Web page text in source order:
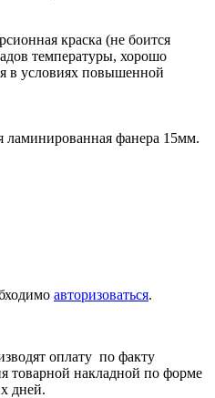
краска (не боится
температуры, хорошо
в условиях повышенной
ламинированная фанера 15мм.
авторизоваться.
оплату по факту
товарной накладной по форме
дней.